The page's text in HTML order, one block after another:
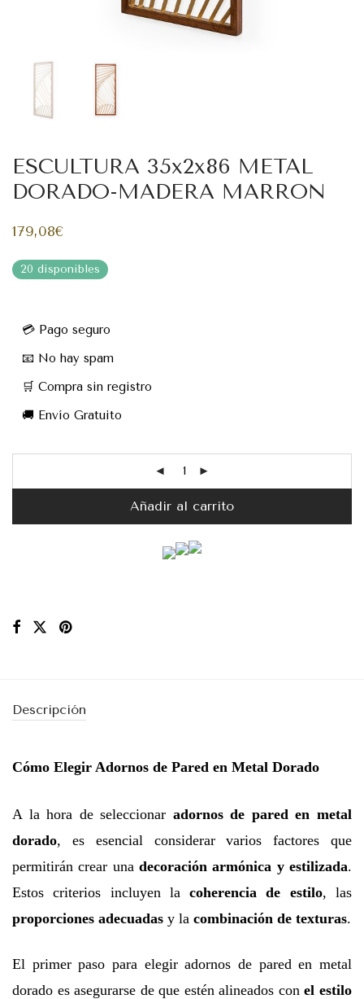
ESCULTURA 35x2x86 METAL
DORADO-MADERA MARRON
179,08€
20 disponibles
💳 Pago seguro
📧 No hay spam
🛒 Compra sin registro
🚚 Envío Gratuito
Añadir al carrito
Descripción
Cómo Elegir Adornos de Pared en Metal Dorado
A la hora de seleccionar adornos de pared en metal
dorado, es esencial considerar varios factores que
permitirán crear una decoración armónica y estilizada.
Estos criterios incluyen lacoherencia de estilo, las
proporciones adecuadas y la combinación de texturas.
El primer paso para elegir adornos de pared en metal
dorado es asegurarse de que estén alineados con el estilo